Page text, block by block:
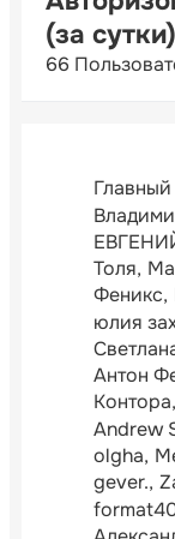
(за сутки)
66
Главный
Толя
Феникс
юлия
Антон
Контора
Andrew
olgha
gever.